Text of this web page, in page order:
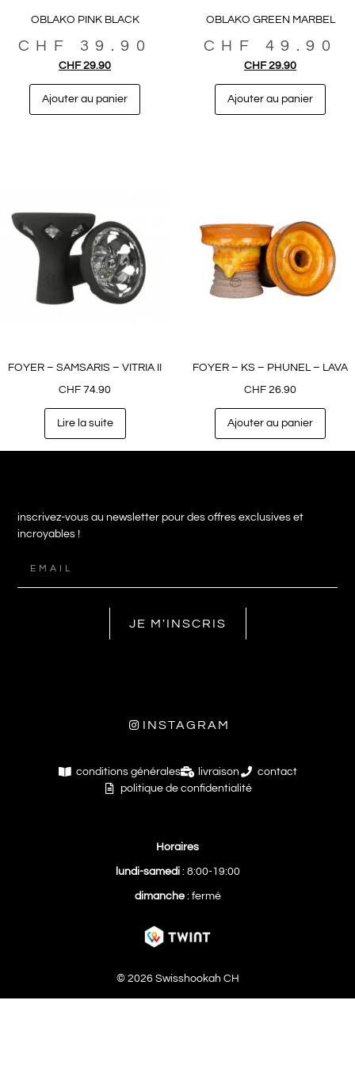
OBLAKO PINK BLACK
CHF 39.90
CHF29.90
Ajouter au panier
OBLAKO GREEN MARBEL
CHF 49.90
CHF29.90
Ajouter au panier
FOYER – SAMSARIS – VITRIA II
CHF 74.90
Lire la suite
FOYER – KS – PHUNEL – LAVA
CHF 26.90
Ajouter au panier
inscrivez-vous au newsletter pour des offres exclusives et
incroyables !
JE M'INSCRIS
INSTAGRAM
conditions générales livraison
contact
politique de confidentialité
Horaires
lundi-samedi: 8:00-19:00
dimanche: fermé
© 2026 Swisshookah CH